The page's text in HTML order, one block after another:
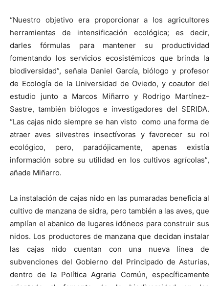
“Nuestro objetivo era proporcionar a los agricultores
herramientas de intensificación ecológica; es decir,
darles fórmulas para mantener su productividad
fomentando los servicios ecosistémicos que brinda la
biodiversidad”, señala Daniel García, biólogo y profesor
de Ecología de la Universidad de Oviedo, y coautor del
estudio junto a Marcos Miñarro y Rodrigo Martínez-
Sastre, también biólogos e investigadores del SERIDA.
“Las cajas nido siempre se han visto como una forma de
atraer aves silvestres insectívoras y favorecer su rol
ecológico, pero, paradójicamente, apenas existía
información sobre su utilidad en los cultivos agrícolas”,
añade Miñarro.
La instalación de cajas nido en las pumaradas beneficia al
cultivo de manzana de sidra, pero también a las aves, que
amplían el abanico de lugares idóneos para construir sus
nidos. Los productores de manzana que decidan instalar
las cajas nido cuentan con una nueva línea de
subvenciones del Gobierno del Principado de Asturias,
dentro de la Política Agraria Común, específicamente